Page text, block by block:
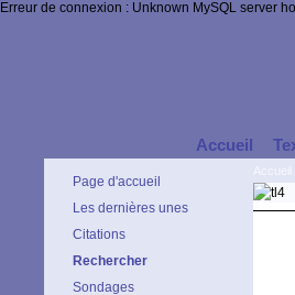
Erreur de connexion : Unknown MySQL server
Accueil
Page d'accueil
Les dernières unes
Citations
Rechercher
Sondages